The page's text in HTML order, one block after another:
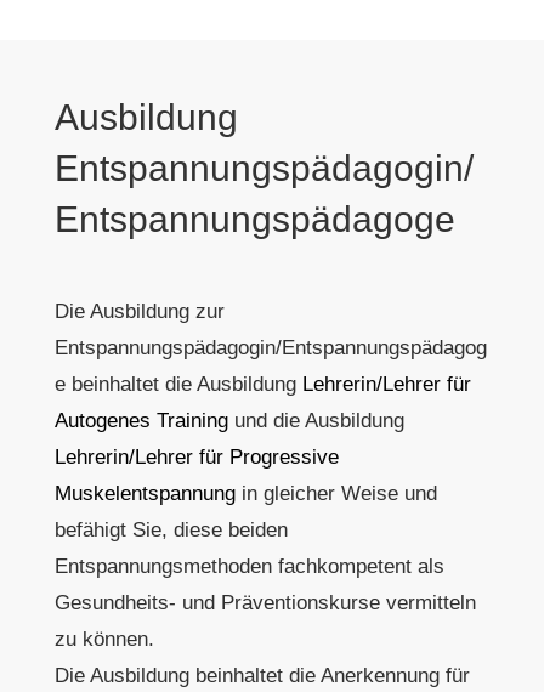
Ausbildung
Entspannungspädagogin/
Entspannungspädagoge
Die Ausbildung zur
Entspannungspädagogin/Entspannungspädagog
e beinhaltet die Ausbildung Lehrerin/Lehrer für
Autogenes Trainingund die Ausbildung
Lehrerin/Lehrer für Progressive
Muskelentspannungin gleicher Weise und
befähigt Sie, diese beiden
Entspannungsmethoden fachkompetent als
Gesundheits- und Präventionskurse vermitteln
zu können.
Die Ausbildung beinhaltet die Anerkennung für